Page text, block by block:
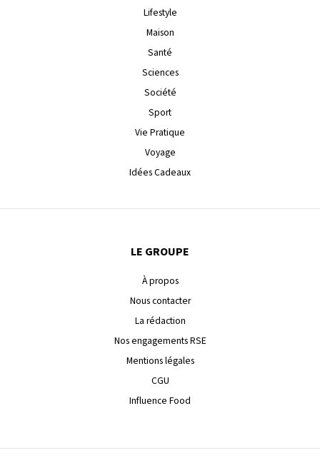
Lifestyle
Maison
Santé
Sciences
Société
Sport
Vie Pratique
Voyage
Idées Cadeaux
LE GROUPE
À propos
Nous contacter
La rédaction
Nos engagements RSE
Mentions légales
CGU
Influence Food